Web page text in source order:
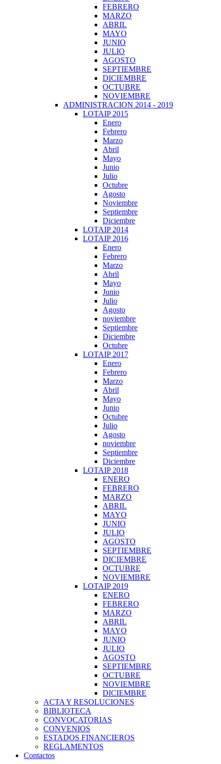
FEBRERO
MARZO
ABRIL
MAYO
JUNIO
JULIO
AGOSTO
SEPTIEMBRE
DICIEMBRE
OCTUBRE
NOVIEMBRE
ADMINISTRACION 2014 - 2019
LOTAIP 2015
Enero
Febrero
Marzo
Abril
Mayo
Junio
Julio
Octubre
Agosto
Noviembre
Septiembre
Diciembre
LOTAIP 2014
LOTAIP 2016
Enero
Febrero
Marzo
Abril
Mayo
Junio
Julio
Agosto
noviembre
Septiembre
Diciembre
Octubre
LOTAIP 2017
Enero
Febrero
Marzo
Abril
Mayo
Junio
Octubre
Julio
Agosto
noviembre
Septiembre
Diciembre
LOTAIP 2018
ENERO
FEBRERO
MARZO
ABRIL
MAYO
JUNIO
JULIO
AGOSTO
SEPTIEMBRE
DICIEMBRE
OCTUBRE
NOVIEMBRE
LOTAIP 2019
ENERO
FEBRERO
MARZO
ABRIL
MAYO
JUNIO
JULIO
AGOSTO
SEPTIEMBRE
OCTUBRE
NOVIEMBRE
DICIEMBRE
ACTA Y RESOLUCIONES
BIBLIOTECA
CONVOCATORIAS
CONVENIOS
ESTADOS FINANCIEROS
REGLAMENTOS
Contactos